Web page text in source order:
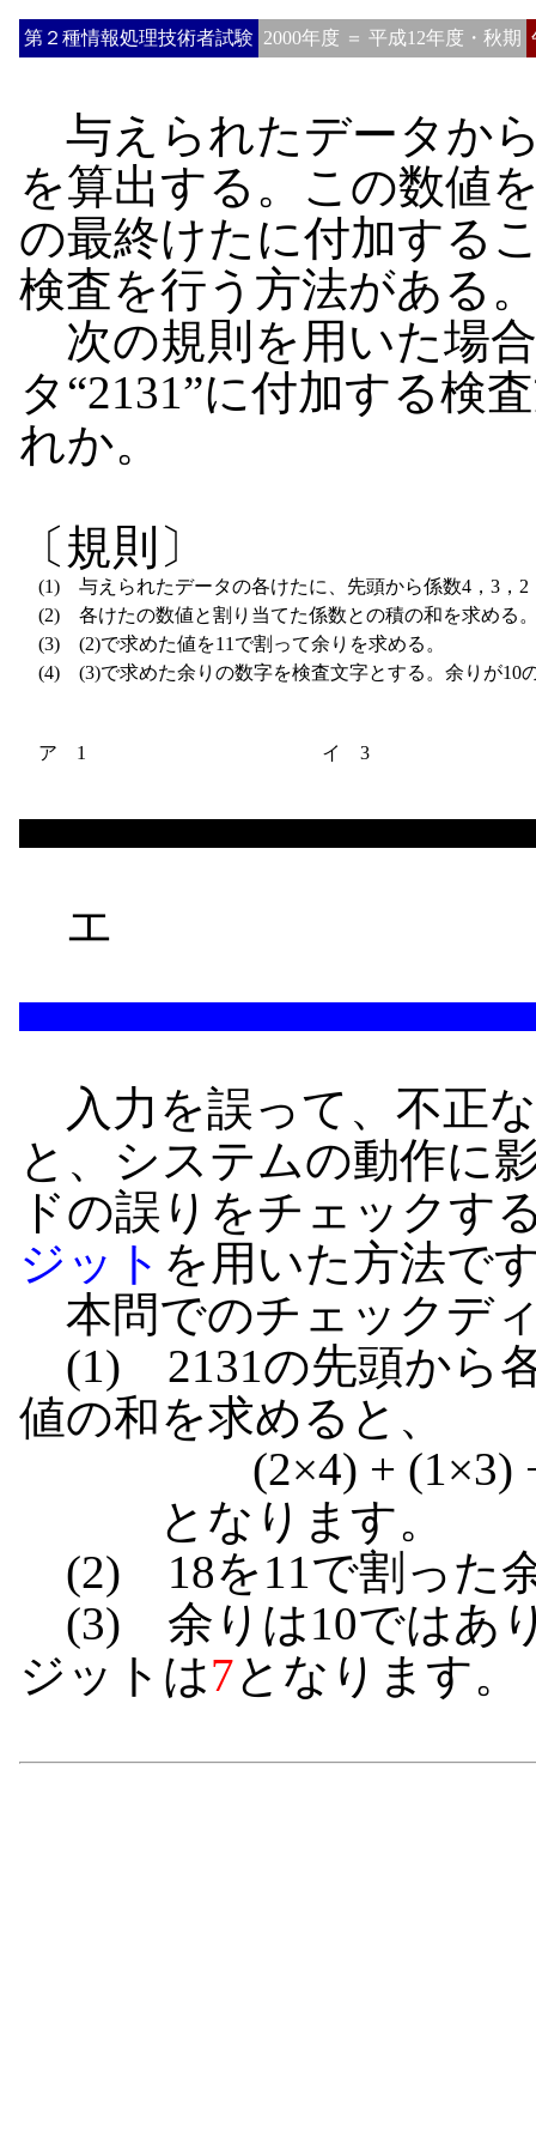
第２種情報処理技術者試験 2000年度 ＝ 平成12年度・秋期
与えられたデータか
を算出する。この数値
の最終けたに付加する
検査を行う方法がある
次の規則を用いた場
タ“2131”に付加する検
れか。
〔規則〕
(1) 与えられたデータの各けたに、先頭から係数4，3，2
(2) 各けたの数値と割り当てた係数との積の和を求める
(3) (2)で求めた値を11で割って余りを求める。
(4) (3)で求めた余りの数字を検査文字とする。余りが10
ア 1 イ 3
エ
入力を誤って、不正
と、システムの動作に
ドの誤りをチェックす
ジット を用いた方法で
本問でのチェックデ
(1) 2131の先頭から
値の和を求めると、
(2×4) + (1×3) +
となります。
(2) 18を11で割った
(3) 余りは10ではあ
ジットは7となります。